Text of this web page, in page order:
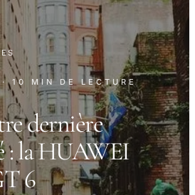
· 10 MIN DE LECTURE
dernière
: la HUAWEI
6